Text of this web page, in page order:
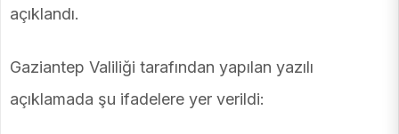
açıklandı.
Gaziantep Valiliği tarafından yapılan yazılı
açıklamada şu ifadelere yer verildi: